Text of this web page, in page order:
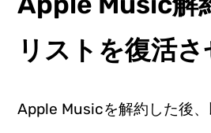
リストを復活
Apple Musicを解約した後